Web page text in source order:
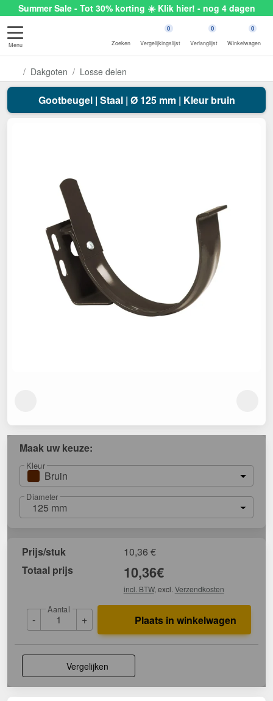
Summer Sale - Tot 30% korting ☀️ Klik hier! - nog 4 dagen
Menu Zoeken
0
Vergelijkingslijst
0
Verlanglijst
0
Winkelwagen
Dakgoten Losse delen
Gootbeugel | Staal | Ø 125 mm | Kleur bruin
Maak uw keuze:
Kleur
Bruin
Diameter
125 mm
Prijs/stuk 10,36 €
Totaal prijs
10,36€
incl. BTW, excl. Verzendkosten
-
Aantal
+ Plaats in winkelwagen
Vergelijken